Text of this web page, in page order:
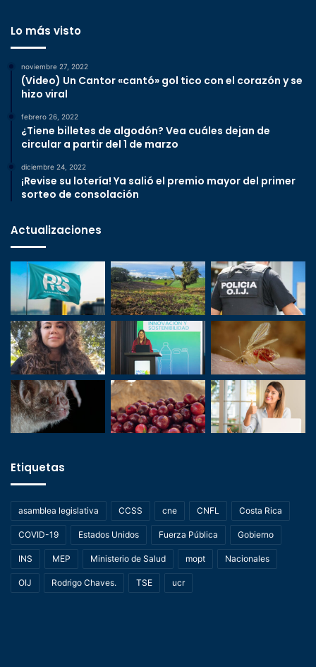
Lo más visto
noviembre 27, 2022
(Video) Un Cantor «cantó» gol tico con el corazón y se
hizo viral
febrero 26, 2022
¿Tiene billetes de algodón? Vea cuáles dejan de
circular a partir del 1 de marzo
diciembre 24, 2022
¡Revise su lotería! Ya salió el premio mayor del primer
sorteo de consolación
Actualizaciones
Etiquetas
asamblea legislativa CCSS cne CNFL Costa Rica
COVID-19 Estados Unidos Fuerza Pública Gobierno
INS MEP Ministerio de Salud mopt Nacionales
OIJ Rodrigo Chaves. TSE ucr